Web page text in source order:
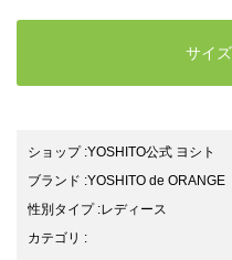
サイ
ショップ:YOSHITO公式 ヨシト
ブランド :YOSHITO de ORANGE
性別タイプ:レディース
カテゴリ :